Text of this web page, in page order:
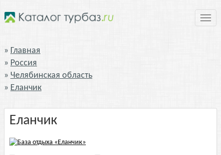
Главная
Россия
Челябинская область
Еланчик
Еланчик